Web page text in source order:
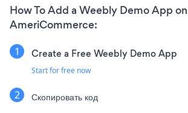
How To Add a Weebly Demo App on
AmeriCommerce:
Create a Free Weebly Demo App
Start for free now
Скопировать код